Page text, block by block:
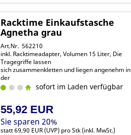
Racktime Einkaufstasche
Agnetha grau
Art.Nr. 562210
inkl. Racktimeadapter, Volumen 15 Liter, Die
Tragegriffe lassen
sich zusammenkletten und liegen angenehm in
der
Hand, dank des integrieten Regenschutz liegen
sofort im Laden verfügbar
55,92 EUR
Sie sparen 20%
statt69,90 EUR(UVP) pro Stk (inkl. MwSt.)